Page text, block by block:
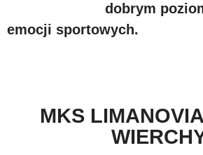
dobrym
emocji sportowych.
MKS